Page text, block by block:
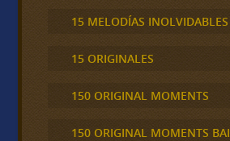
15 MELODÍAS INOLVIDABLES
15 ORIGINALES
150 ORIGINAL MOMENTS
150 ORIGINAL MOMENTS